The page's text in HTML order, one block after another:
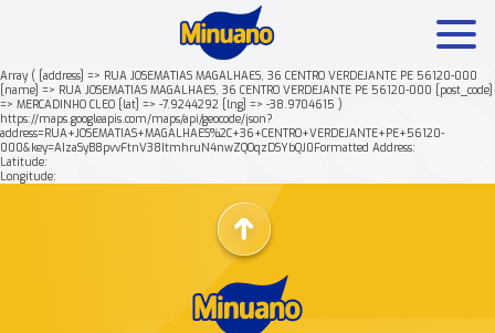
Array ( [address] => RUA JOSEMATIAS MAGALHAES, 36 CENTRO VERDEJANTE PE 56120-000
[name] => RUA JOSEMATIAS MAGALHAES, 36 CENTRO VERDEJANTE PE 56120-000 [post_code]
=> MERCADINHO CLEO [lat] => -7.9244292 [lng] => -38.9704615 )
https://maps.googleapis.com/maps/api/geocode/json?
address=RUA+JOSEMATIAS+MAGALHAES%2C+36+CENTRO+VERDEJANTE+PE+56120-
000&key=AIzaSyB8pvvFtnV38ItmhruN4nwZQOqzDSYbQJ0Formatted Address:
Latitude:
Longitude:
Mais buscados: Produtos Minuano Rende +
Nossa história